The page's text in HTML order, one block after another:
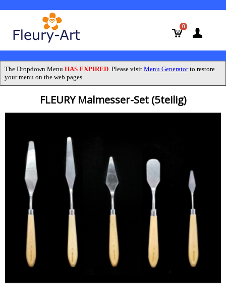
0
The Dropdown Menu HAS EXPIRED. Please visit Menu Generatorto restore
your menu on the web pages.
FLEURY Malmesser-Set (5teilig)